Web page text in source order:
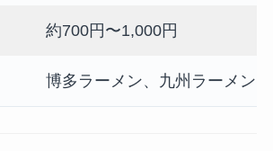
約700円〜1,000円
博多ラーメン、九州ラーメン